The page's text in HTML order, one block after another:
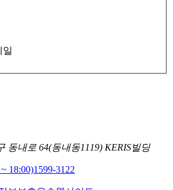
일
동내로 64(동내동1119) KERIS빌딩
18:00)1599-3122